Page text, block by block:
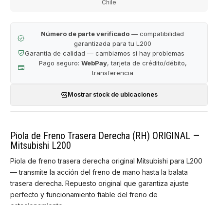
Chile
Número de parte verificado — compatibilidad
garantizada para tu L200
Garantía de calidad — cambiamos si hay problemas
Pago seguro: WebPay, tarjeta de crédito/débito,
transferencia
Mostrar stock de ubicaciones
Piola de Freno Trasera Derecha (RH) ORIGINAL —
Mitsubishi L200
Piola de freno trasera derecha original Mitsubishi para L200
— transmite la acción del freno de mano hasta la balata
trasera derecha. Repuesto original que garantiza ajuste
perfecto y funcionamiento fiable del freno de